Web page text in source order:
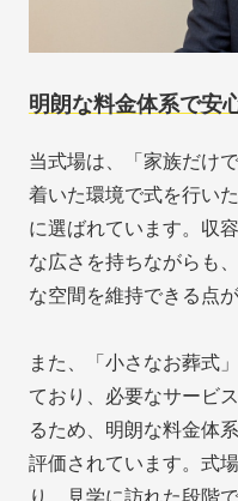
明朗な料金体系で安
当式場は、「家族だけ
着いた環境で式を行い
に選ばれています。収
な広さを持ちながらも
な空間を維持できる点が
また、「小さなお葬式
ており、必要なサービ
るため、明朗な料金体
評価されています。式